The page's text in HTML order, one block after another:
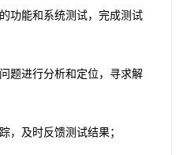
功能和系统测试，完成测试
题进行分析和定位，寻求解
，及时反馈测试结果；